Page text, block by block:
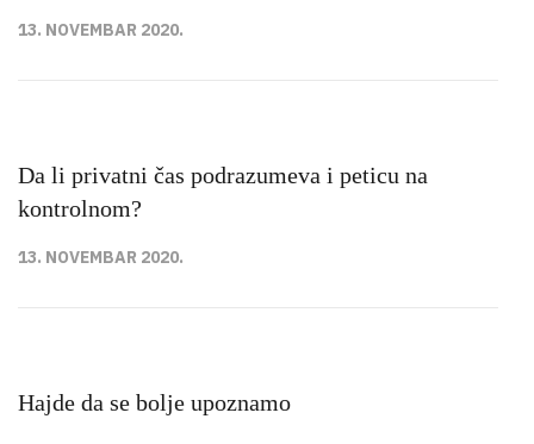
13. NOVEMBAR 2020.
Da li privatni čas podrazumeva i peticu na
kontrolnom?
13. NOVEMBAR 2020.
Hajde da se bolje upoznamo